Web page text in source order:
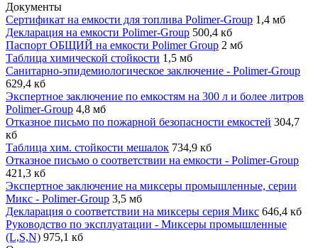
Документы
Сертификат на емкости для топлива Polimer-Group 1,4 мб
Декларация на емкости Polimer-Group 500,4 кб
Паспорт ОБЩИЙ на емкости Polimer Group 2 мб
Таблица химической стойкости 1,5 мб
Санитарно-эпидемиологическое заключение - Polimer-Group
629,4 кб
Экспертное заключение по емкостям на 300 л и более литров
Polimer-Group 4,8 мб
Отказное письмо по пожарной безопасности емкостей 304,7
кб
Таблица хим. стойкости мешалок 734,9 кб
Отказное письмо о соответствии на емкости - Polimer-Group
421,3 кб
Экспертное заключение на миксеры промышленные, серии
Микс - Polimer-Group 3,5 мб
Декларация о соответствии на миксеры серия Микс 646,4 кб
Руководство по эксплуатации - Миксеры промышленные
(L,S,N) 975,1 кб